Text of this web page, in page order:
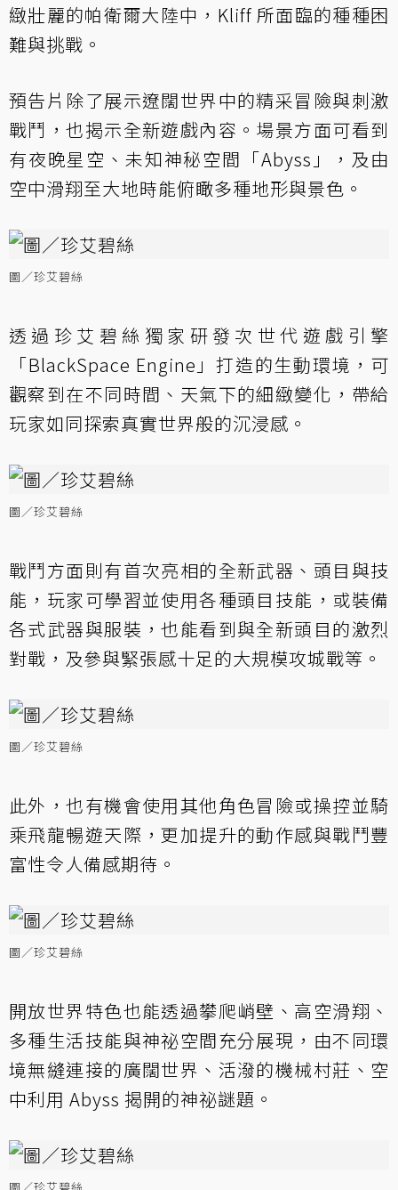
緻壯麗的帕衛爾大陸中，Kliff 所面臨的種種困
難與挑戰。
預告片除了展示遼闊世界中的精采冒險與刺激
戰鬥，也揭示全新遊戲內容。場景方面可看到
有夜晚星空、未知神秘空間「Abyss」，及由
空中滑翔至大地時能俯瞰多種地形與景色。
圖／珍艾碧絲
透過珍艾碧絲獨家研發次世代遊戲引擎
「BlackSpace Engine」打造的生動環境，可
觀察到在不同時間、天氣下的細緻變化，帶給
玩家如同探索真實世界般的沉浸感。
圖／珍艾碧絲
戰鬥方面則有首次亮相的全新武器、頭目與技
能，玩家可學習並使用各種頭目技能，或裝備
各式武器與服裝，也能看到與全新頭目的激烈
對戰，及參與緊張感十足的大規模攻城戰等。
圖／珍艾碧絲
此外，也有機會使用其他角色冒險或操控並騎
乘飛龍暢遊天際，更加提升的動作感與戰鬥豐
富性令人備感期待。
圖／珍艾碧絲
開放世界特色也能透過攀爬峭壁、高空滑翔、
多種生活技能與神祕空間充分展現，由不同環
境無縫連接的廣闊世界、活潑的機械村莊、空
中利用 Abyss 揭開的神祕謎題。